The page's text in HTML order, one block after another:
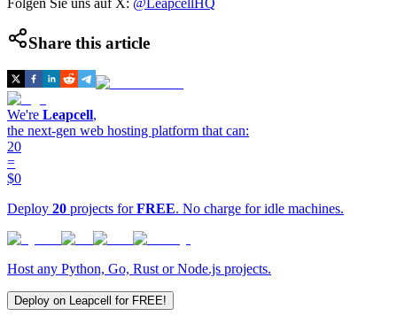
Share this article
We're Leapcell,
the next-gen web hosting platform that can:
20
=
$0
Deploy 20 projects forFREE. No charge for idle machines.
Host any Python, Go, Rust or Node.js projects.
Deploy on Leapcell for FREE!